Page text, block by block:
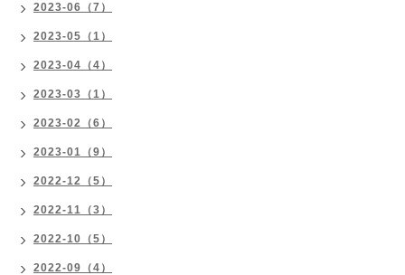
2023-06（7）
2023-05（1）
2023-04（4）
2023-03（1）
2023-02（6）
2023-01（9）
2022-12（5）
2022-11（3）
2022-10（5）
2022-09（4）